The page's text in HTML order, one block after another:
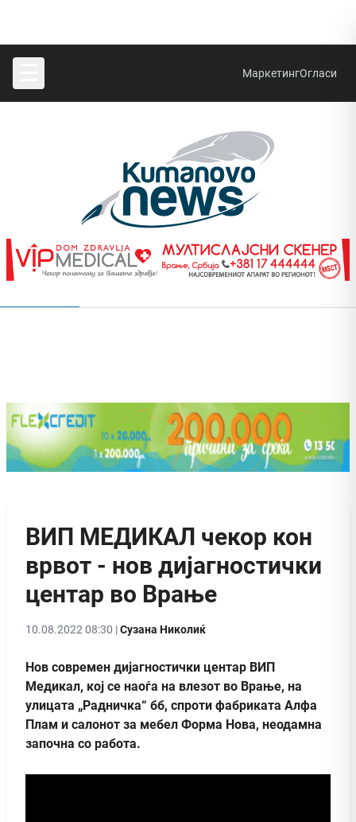
МаркетингОгласи
ВИП МЕДИКАЛ чекор кон
врвот - нов дијагностички
центар во Врање
10.08.2022 08:30 |Сузана Николиќ
Нов современ дијагностички центар ВИП
Медикал, кој се наоѓа на влезот во Врање, на
улицата „Радничка“ бб, спроти фабриката Алфа
Плам и салонот за мебел Форма Нова, неодамна
започна со работа.